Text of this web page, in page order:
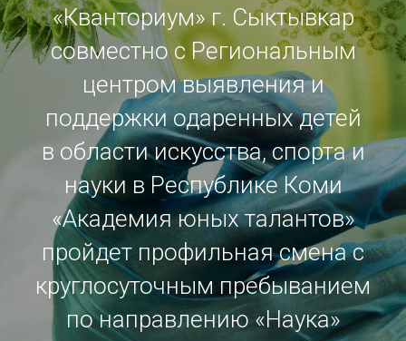
«Кванториум» г. Сыктывкар
совместно с Региональным
центром выявления и
поддержки одаренных детей
в области искусства, спорта и
науки в Республике Коми
«Академия юных талантов»
пройдет профильная смена с
круглосуточным пребыванием
по направлению «Наука»